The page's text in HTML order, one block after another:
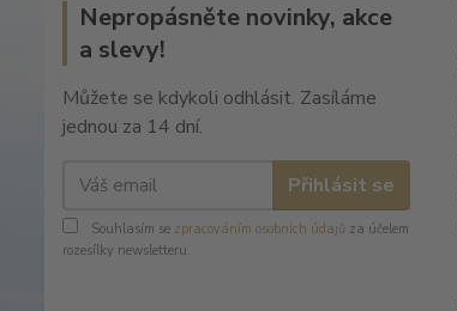
Nepropásněte novinky, akce
a slevy!
Můžete se kdykoli odhlásit. Zasíláme
jednou za 14 dní.
Přihlásit se
Souhlasím se zpracováním osobních údajů za účelem
rozesílky newsletteru.